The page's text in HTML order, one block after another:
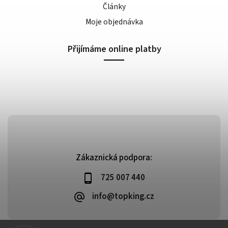
Zákaznická podpora:
725 007 440
info@topking.cz
Články
Moje objednávka
Přijímáme online platby